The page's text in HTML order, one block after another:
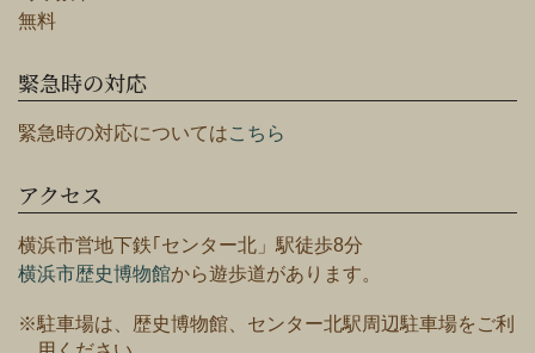
無料
緊急時の対応
緊急時の対応についてはこちら
アクセス
横浜市営地下鉄｢センター北」駅徒歩8分
横浜市歴史博物館から遊歩道があります。
※駐車場は、歴史博物館、センター北駅周辺駐車場をご利